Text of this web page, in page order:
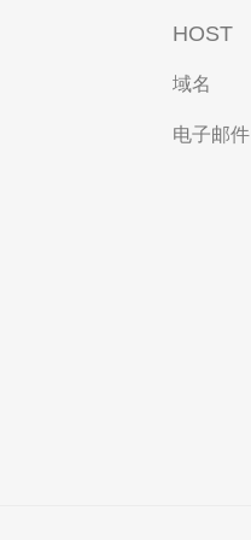
HOST
域名
电子邮件